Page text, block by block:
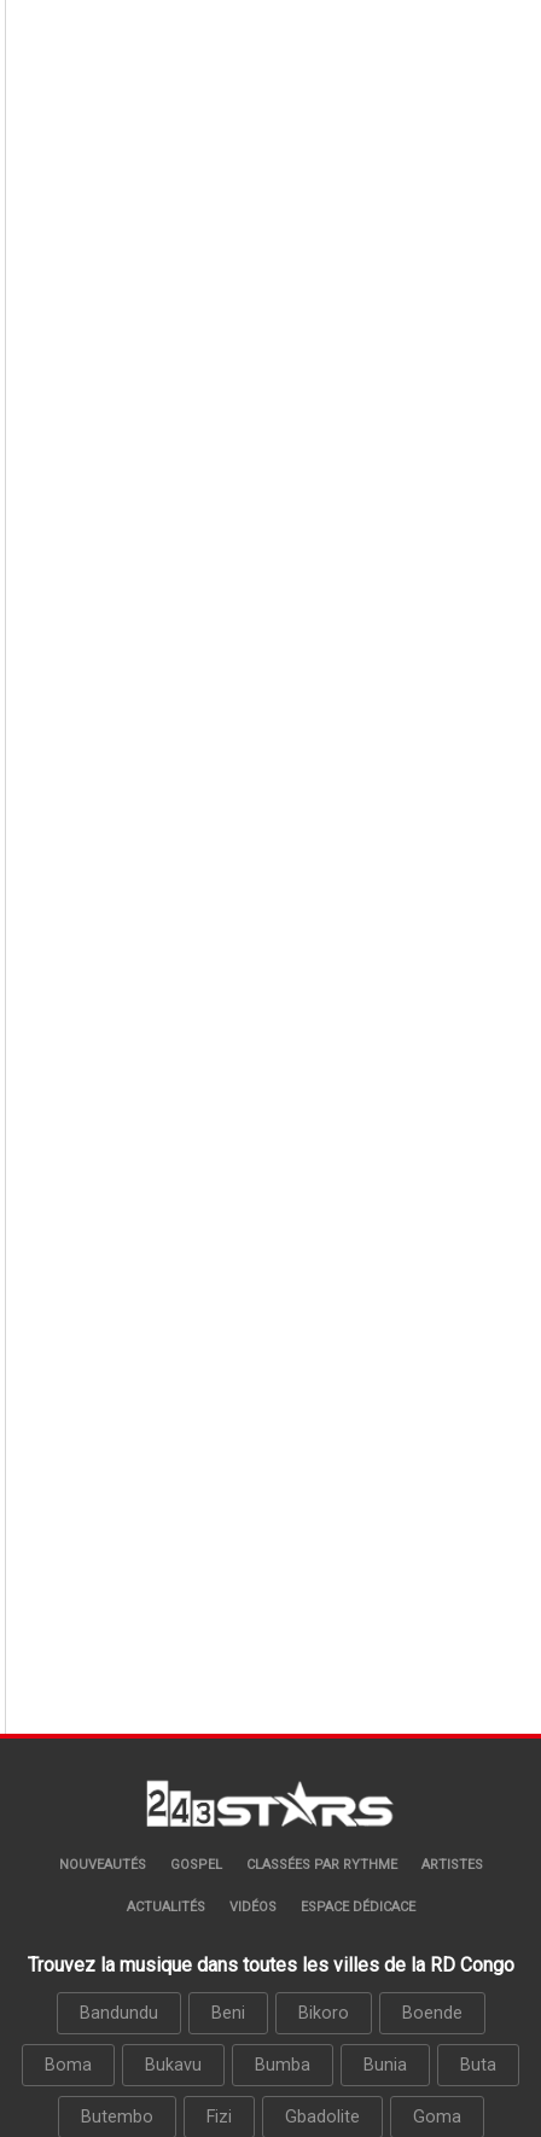
NOUVEAUTÉS GOSPEL CLASSÉES PAR RYTHME ARTISTES
ACTUALITÉS VIDÉOS ESPACE DÉDICACE
Trouvez la musique dans toutes les villes de la RD Congo
Bandundu Beni Bikoro Boende
Boma Bukavu Bumba Bunia Buta
Butembo Fizi Gbadolite Goma